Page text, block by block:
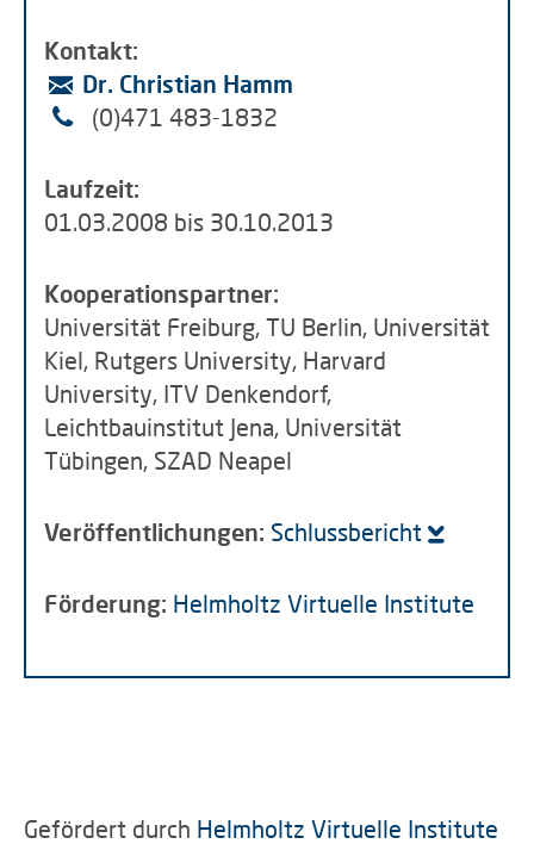
Kontakt:
Dr. Christian Hamm
(0)471 483-1832
Laufzeit:
01.03.2008 bis 30.10.2013
Kooperationspartner:
Universität Freiburg, TU Berlin, Universität
Kiel, Rutgers University, Harvard
University, ITV Denkendorf,
Leichtbauinstitut Jena, Universität
Tübingen, SZAD Neapel
Veröffentlichungen: Schlussbericht
Förderung: Helmholtz Virtuelle Institute
Gefördert durch Helmholtz Virtuelle Institute